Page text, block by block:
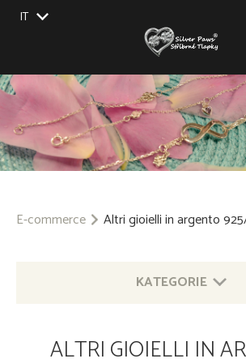
IT
E-commerce Altri gioielli in argento
KATEGORIE
925/1000ALTRI GIOIELLI IN